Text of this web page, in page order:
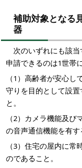
補助対象となる
器
次のいずれにも該当
申請できるのは1世帯
（1）高齢者が安心し
守りを目的として設
と。
（2） カメラ機能及び
の音声通信機能を有す
（3） 住宅の屋内に常
のであること。